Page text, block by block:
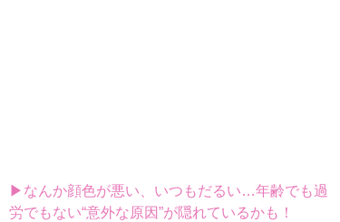
▶なんか顔色が悪い、いつもだるい…年齢でも過
労でもない“意外な原因”が隠れているかも！